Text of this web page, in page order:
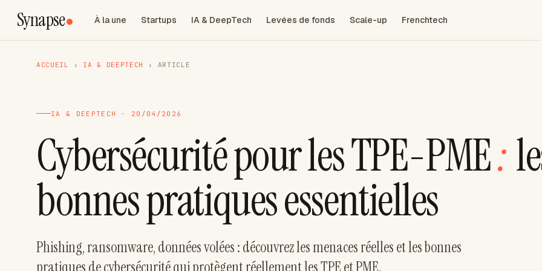
Synapse À la une Startups IA & DeepTech Levées de fonds Scale-up Frenchtech
ACCUEIL › IA & DEEPTECH › ARTICLE
IA & DEEPTECH · 20/04/2026
Cybersécurité pour les TPE-PME:
bonnes pratiques essentielles
Phishing, ransomware, données volées : découvrez les menaces réelles et les bonnes
pratiques de cybersécurité qui protègent réellement les TPE et PME.